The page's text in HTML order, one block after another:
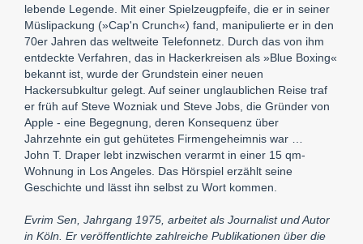
lebende Legende. Mit einer Spielzeugpfeife, die er in seiner
Müslipackung (»Cap'n Crunch«) fand, manipulierte er in den
70er Jahren das weltweite Telefonnetz. Durch das von ihm
entdeckte Verfahren, das in Hackerkreisen als »Blue Boxing«
bekannt ist, wurde der Grundstein einer neuen
Hackersubkultur gelegt. Auf seiner unglaublichen Reise traf
er früh auf Steve Wozniak und Steve Jobs, die Gründer von
Apple - eine Begegnung, deren Konsequenz über
Jahrzehnte ein gut gehütetes Firmengeheimnis war …
John T. Draper lebt inzwischen verarmt in einer 15 qm-
Wohnung in Los Angeles. Das Hörspiel erzählt seine
Geschichte und lässt ihn selbst zu Wort kommen.
Evrim Sen, Jahrgang 1975, arbeitet als Journalist und Autor
in Köln. Er veröffentlichte zahlreiche Publikationen über die